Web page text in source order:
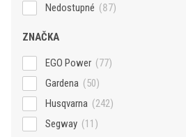
Nedostupné (87)
ZNAČKA
EGO Power (77)
Gardena (50)
Husqvarna (242)
Segway (11)